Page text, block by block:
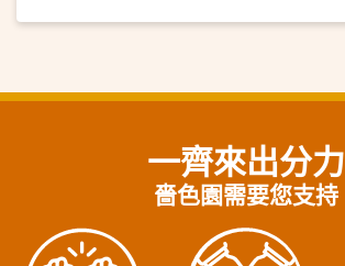
一齊來出分力
嗇色園需要您支持